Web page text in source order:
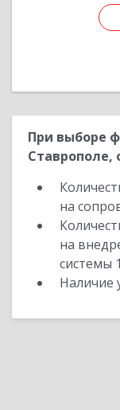
При выборе
Ставрополе,
на
на
системы
Наличие